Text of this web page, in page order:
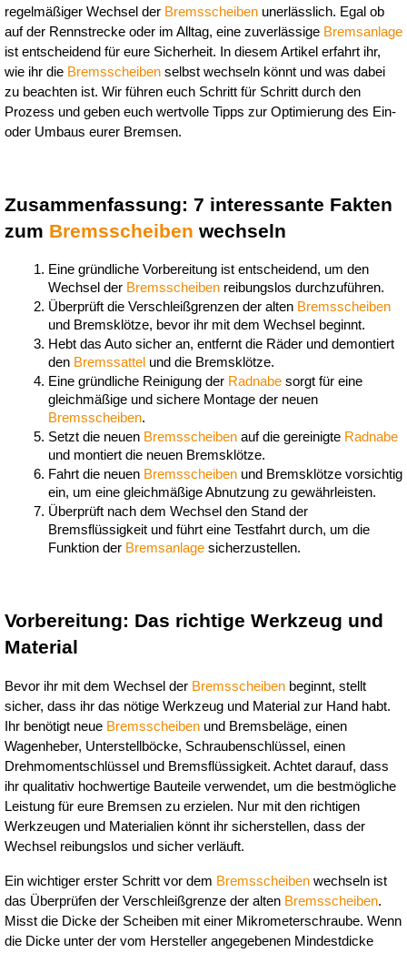
regelmäßiger Wechsel der Bremsscheiben unerlässlich. Egal ob
auf der Rennstrecke oder im Alltag, eine zuverlässige Bremsanlage
ist entscheidend für eure Sicherheit. In diesem Artikel erfahrt ihr,
wie ihr die Bremsscheiben selbst wechseln könnt und was dabei
zu beachten ist. Wir führen euch Schritt für Schritt durch den
Prozess und geben euch wertvolle Tipps zur Optimierung des Ein-
oder Umbaus eurer Bremsen.
Zusammenfassung: 7 interessante Fakten
zum Bremsscheiben wechseln
Eine gründliche Vorbereitung ist entscheidend, um den
Wechsel der Bremsscheiben reibungslos durchzuführen.
Überprüft die Verschleißgrenzen der alten Bremsscheiben
und Bremsklötze, bevor ihr mit dem Wechsel beginnt.
Hebt das Auto sicher an, entfernt die Räder und demontiert
den Bremssattel und die Bremsklötze.
Eine gründliche Reinigung der Radnabe sorgt für eine
Bremsscheiben.
Setzt die neuen Bremsscheiben auf die gereinigte Radnabe
und montiert die neuen Bremsklötze.
Fahrt die neuen Bremsscheiben und Bremsklötze vorsichtig
ein, um eine gleichmäßige Abnutzung zu gewährleisten.
Überprüft nach dem Wechsel den Stand der
Bremsflüssigkeit und führt eine Testfahrt durch, um die
Funktion der Bremsanlage sicherzustellen.
Vorbereitung: Das richtige Werkzeug und
Material
Bevor ihr mit dem Wechsel der Bremsscheiben beginnt, stellt
sicher, dass ihr das nötige Werkzeug und Material zur Hand habt.
Ihr benötigt neue Bremsscheiben und Bremsbeläge, einen
Wagenheber, Unterstellböcke, Schraubenschlüssel, einen
Drehmomentschlüssel und Bremsflüssigkeit. Achtet darauf, dass
ihr qualitativ hochwertige Bauteile verwendet, um die bestmögliche
Leistung für eure Bremsen zu erzielen. Nur mit den richtigen
Werkzeugen und Materialien könnt ihr sicherstellen, dass der
Wechsel reibungslos und sicher verläuft.
Ein wichtiger erster Schritt vor dem Bremsscheiben wechseln ist
das Überprüfen der Verschleißgrenze der alten Bremsscheiben.
Misst die Dicke der Scheiben mit einer Mikrometerschraube. Wenn
die Dicke unter der vom Hersteller angegebenen Mindestdicke